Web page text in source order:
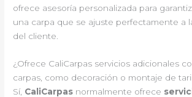
ofrece asesoría personalizada para
una carpa que se ajuste perfectamente a
del cliente.
¿Ofrece CaliCarpas servicios adicionales
carpas, como decoración o montaje de
Sí, CaliCarpas normalmente ofrece